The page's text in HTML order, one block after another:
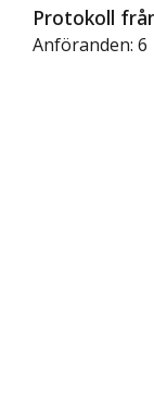
Protokoll
Anföranden: 6